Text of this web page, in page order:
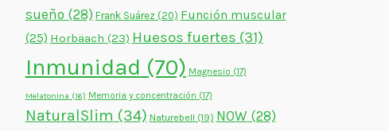
sueño (28) Frank Suárez (20) Función muscular
(25) Horbäach (23) Huesos fuertes (31)
Inmunidad (70) Magnesio (17)
Melatonina (16) Memoria y concentración (17)
NaturalSlim (34) Naturebell (19) NOW (28)